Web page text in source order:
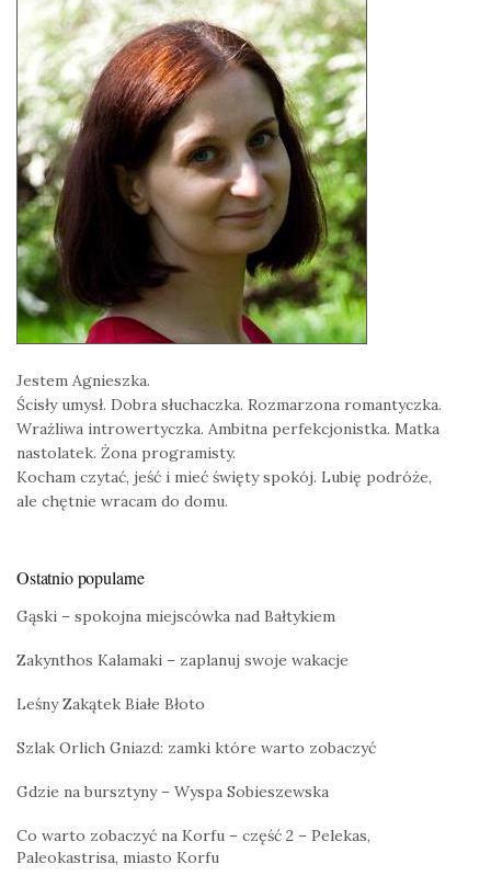
Jestem Agnieszka.
Ścisły umysł. Dobra słuchaczka. Rozmarzona romantyczka.
Wrażliwa introwertyczka. Ambitna perfekcjonistka. Matka
nastolatek. Żona programisty.
Kocham czytać, jeść i mieć święty spokój. Lubię podróże,
ale chętnie wracam do domu.
Ostatnio popularne
Gąski – spokojna miejscówka nad Bałtykiem
Zakynthos Kalamaki – zaplanuj swoje wakacje
Leśny Zakątek Białe Błoto
Szlak Orlich Gniazd: zamki które warto zobaczyć
Gdzie na bursztyny – Wyspa Sobieszewska
Co warto zobaczyć na Korfu – część 2 – Pelekas,
Paleokastrisa, miasto Korfu